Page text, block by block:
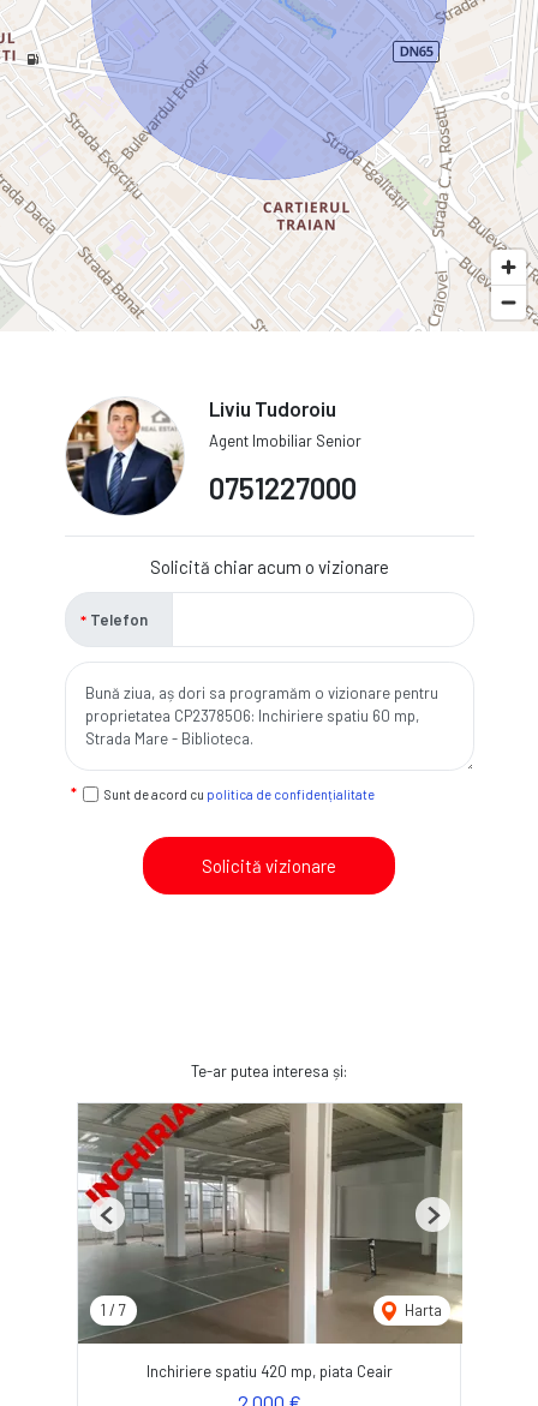
Liviu Tudoroiu
Agent Imobiliar Senior
0751227000
Solicită chiar acum o vizionare
Telefon
Sunt de acord cu politica de confidențialitate
Solicită vizionare
Te-ar putea interesa și:
1 / 7 Harta
Previous Next
Inchiriere spatiu 420 mp, piata Ceair